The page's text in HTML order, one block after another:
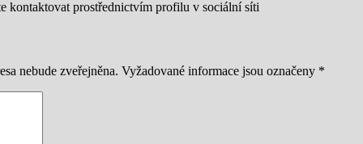
kontaktovat prostřednictvím profilu v sociální síti
nebude zveřejněna. Vyžadované informace jsou označeny *